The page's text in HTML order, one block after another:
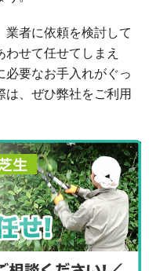
業者に依頼を検討して
せて任せてしまえ
要なお手入れがぐっ
は、ぜひ弊社をご利用